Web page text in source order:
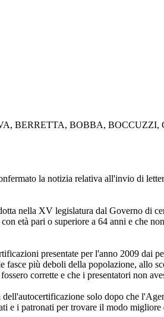
BERRETTA, BOBBA,
la notizia relativa all'invio di
nella XV legislatura dal Governo
età pari o superiore a 64 anni e che
presentate per l'anno 2009
fasce più deboli della popolazione, allo
corrette e che i presentatori non
solo dopo che
e i patronati per trovare il modo